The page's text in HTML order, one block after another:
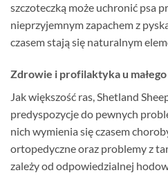
szczoteczką może uchronić psa
nieprzyjemnym zapachem z
czasem stają się naturalnym
Zdrowie i profilaktyka u
Jak większość ras, Shetland
predyspozycje do pewnych
nich wymienia się czasem
ortopedyczne oraz problemy z
zależy od odpowiedzialnej